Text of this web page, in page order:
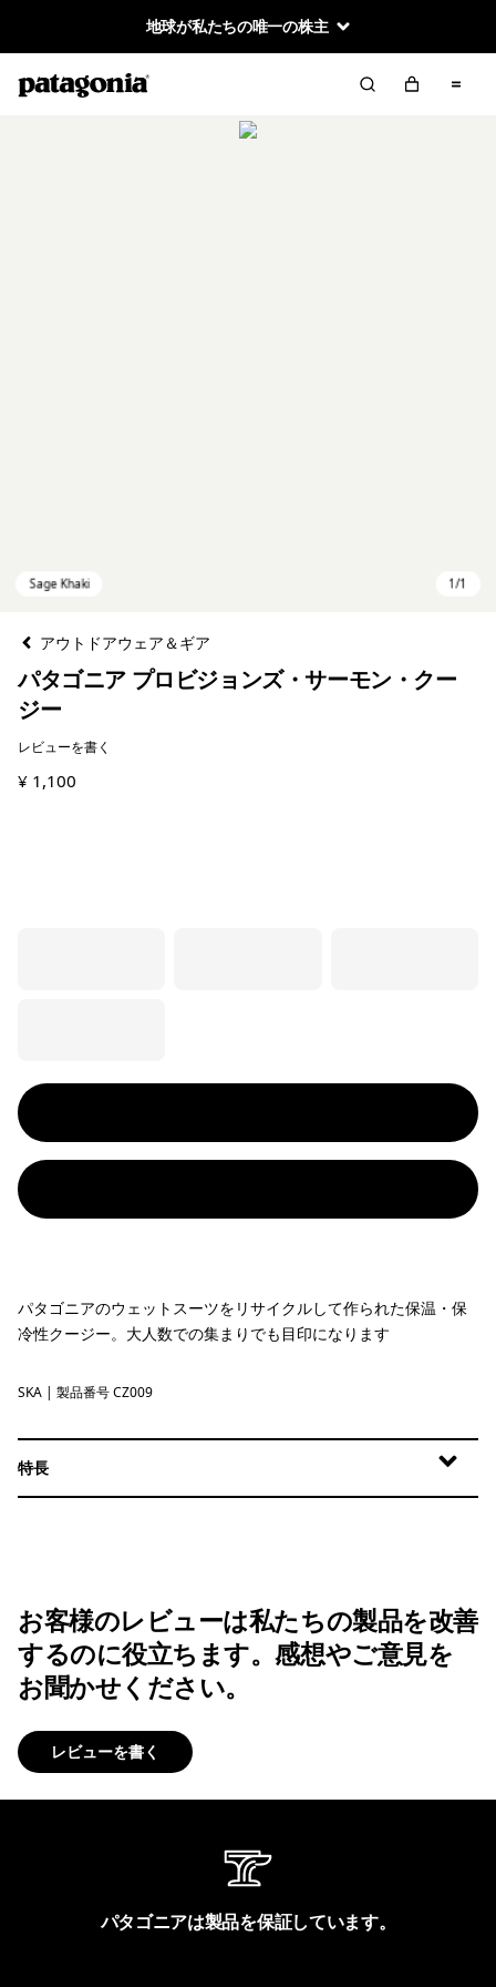
地球が私たちの唯一の株主
アウトドアウェア＆ギア
パタゴニア プロビジョンズ・サーモン・クー
ジー
レビューを書く
¥ 1,100
パタゴニアのウェットスーツをリサイクルして作られた保温・保
冷性クージー。大人数での集まりでも目印になります
Sage Khaki
SKA | 製品番号 CZ009
特長
お客様のレビューは私たちの製品を改善
するのに役立ちます。感想やご意見を
お聞かせください。
レビューを書く
パタゴニアは製品を保証しています。